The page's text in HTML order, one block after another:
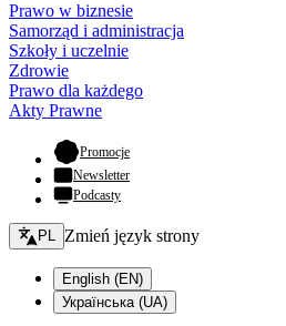
Prawo w biznesie
Samorząd i administracja
Szkoły i uczelnie
Zdrowie
Prawo dla każdego
Akty Prawne
Promocje- otwiera się w nowej karcie
Newsletter
Podcasty
Zmień język - bieżący:
PL Zmień język strony
English (EN)
Українська (UA)